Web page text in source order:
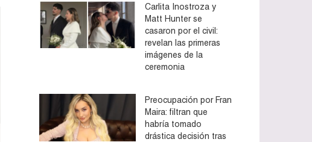
Carlita Inostroza y
Matt Hunter se
casaron por el civil:
revelan las primeras
imágenes de la
ceremonia
Preocupación por Fran
Maira: filtran que
habría tomado
drástica decisión tras